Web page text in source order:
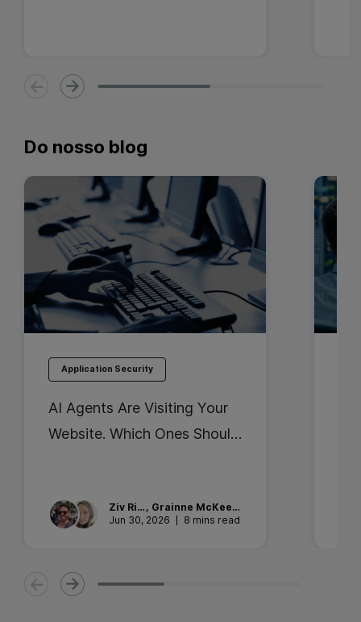
Do nosso blog
Application Security
AI Agents Are Visiting Your
Website. Which Ones Should
Ziv Rika , Grainne McKeever
Jun 30, 2026
8 mins read